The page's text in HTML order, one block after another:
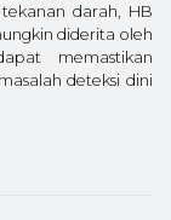
darah, HB
diderita oleh
memastikan
deteksi dini